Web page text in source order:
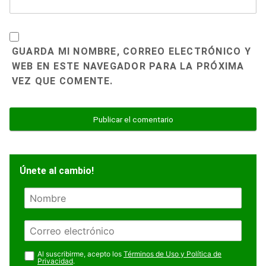
GUARDA MI NOMBRE, CORREO ELECTRÓNICO Y
WEB EN ESTE NAVEGADOR PARA LA PRÓXIMA
VEZ QUE COMENTE.
Únete al cambio!
N
m
r
e
E
m
a
i
Al suscribirme, acepto los Términos de Uso y Política de
Privacidad.